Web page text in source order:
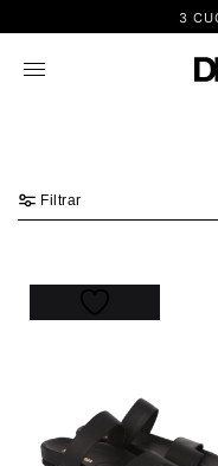
3
Filtrar